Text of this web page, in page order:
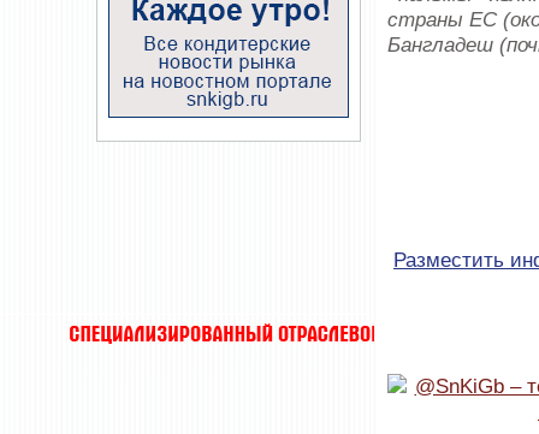
страны ЕС
Бангладеш
Разместить